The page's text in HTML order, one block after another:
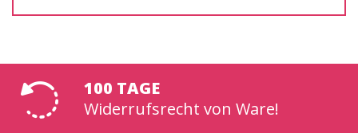
100 TAGE
Widerrufsrecht von Ware!